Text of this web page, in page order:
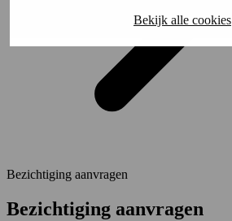
Bekijk alle cookies
Bezichtiging aanvragen
Bezichtiging aanvragen